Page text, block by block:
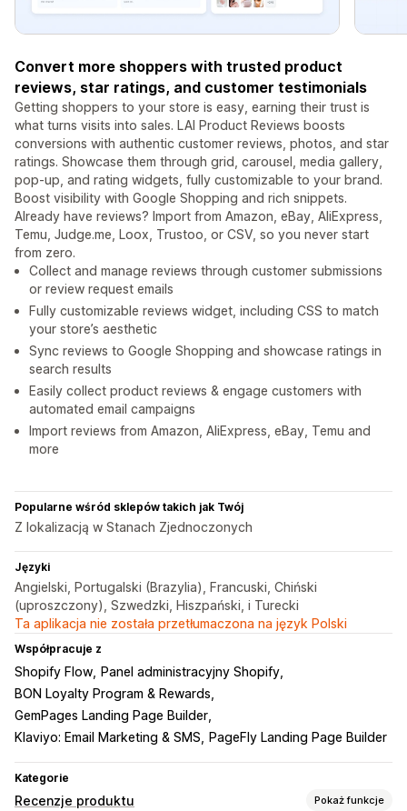
Convert more shoppers with trusted product
reviews, star ratings, and customer testimonials
Getting shoppers to your store is easy, earning their trust is
what turns visits into sales. LAI Product Reviews boosts
conversions with authentic customer reviews, photos, and star
ratings. Showcase them through grid, carousel, media gallery,
pop-up, and rating widgets, fully customizable to your brand.
Boost visibility with Google Shopping and rich snippets.
Already have reviews? Import from Amazon, eBay, AliExpress,
Temu, Judge.me, Loox, Trustoo, or CSV, so you never start
from zero.
Collect and manage reviews through customer submissions
or review request emails
Fully customizable reviews widget, including CSS to match
your store’s aesthetic
Sync reviews to Google Shopping and showcase ratings in
search results
Easily collect product reviews & engage customers with
automated email campaigns
Import reviews from Amazon, AliExpress, eBay, Temu and
more
Popularne wśród sklepów takich jak Twój
Z lokalizacją w Stanach Zjednoczonych
Języki
Angielski, Portugalski (Brazylia), Francuski, Chiński
(uproszczony), Szwedzki, Hiszpański, i Turecki
Ta aplikacja nie została przetłumaczona na język Polski
Współpracuje z
Shopify Flow
Panel administracyjny Shopify
BON Loyalty Program & Rewards
GemPages Landing Page Builder
Klaviyo: Email Marketing & SMS
PageFly Landing Page Builder
Kategorie
Recenzje produktu Pokaż funkcje